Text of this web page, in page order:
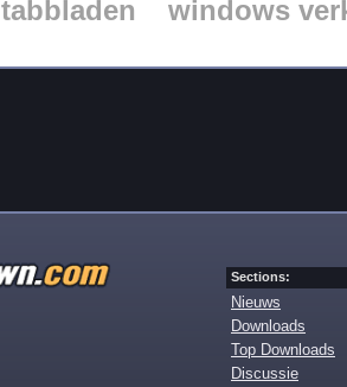
tabbladen windows
Sections:
Nieuws
Downloads
Top Downloads
Discussie